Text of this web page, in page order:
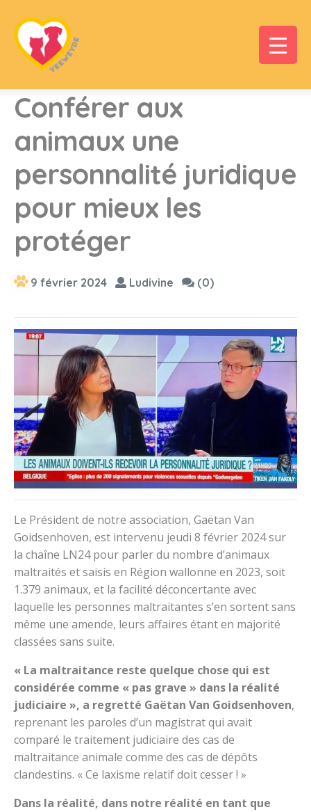
Conférer aux
animaux une
personnalité juridique
pour mieux les
protéger
9 février 2024 Ludivine (0)
Le Président de notre association, Gaëtan Van
Goidsenhoven, est intervenu jeudi 8 février 2024 sur
la chaîne LN24 pour parler du nombre d’animaux
maltraités et saisis en Région wallonne en 2023, soit
1.379 animaux, et la facilité déconcertante avec
laquelle les personnes maltraitantes s’en sortent sans
même une amende, leurs affaires étant en majorité
classées sans suite.
« La maltraitance reste quelque chose qui est
considérée comme « pas grave » dans la réalité
judiciaire », a regretté Gaëtan Van Goidsenhoven,
reprenant les paroles d’un magistrat qui avait
comparé le traitement judiciaire des cas de
maltraitance animale comme des cas de dépôts
clandestins. « Ce laxisme relatif doit cesser ! »
Dans la réalité, dans notre réalité en tant que